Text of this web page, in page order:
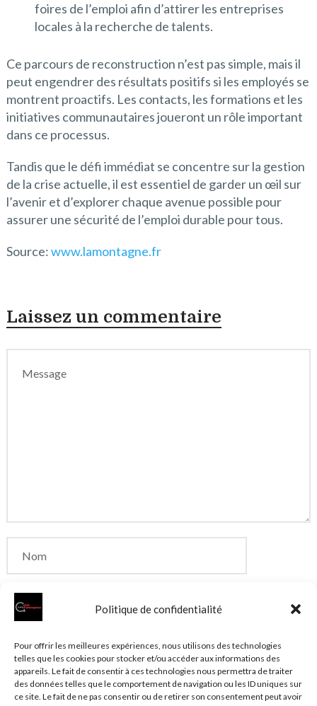
Politique de confidentialité
Pour offrir les meilleures expériences, nous utilisons des technologies
telles que les cookies pour stocker et/ou accéder aux informations des
appareils. Le fait de consentir à ces technologies nous permettra de traiter
des données telles que le comportement de navigation ou les ID uniques sur
ce site. Le fait de ne pas consentir ou de retirer son consentement peut avoir
foires de l’emploi afin d’attirer les entreprises
locales à la recherche de talents.
Ce parcours de reconstruction n’est pas simple, mais il
peut engendrer des résultats positifs si les employés se
montrent proactifs. Les contacts, les formations et les
initiatives communautaires joueront un rôle important
dans ce processus.
Tandis que le défi immédiat se concentre sur la gestion
de la crise actuelle, il est essentiel de garder un œil sur
l’avenir et d’explorer chaque avenue possible pour
assurer une sécurité de l’emploi durable pour tous.
Source:www.lamontagne.fr
Laissez un commentaire
Enregistrer mon nom, mon e-mail et mon site dans
le navigateur pour mon prochain commentaire.